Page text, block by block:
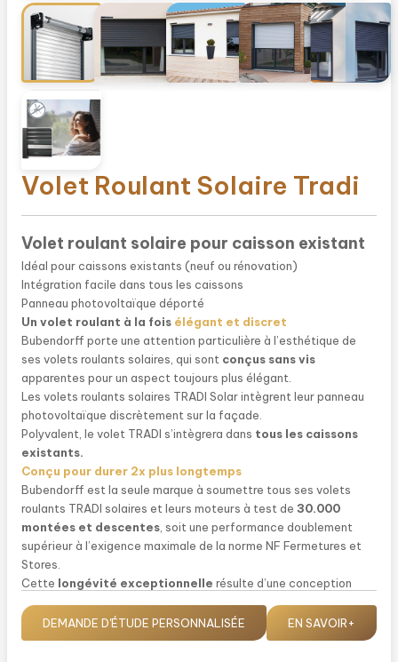
Volet Roulant Solaire Tradi
Volet roulant solaire pour caisson existant
Idéal pour caissons existants (neuf ou rénovation)
Intégration facile dans tous les caissons
Panneau photovoltaïque déporté
Un volet roulant à la fois élégant et discret
Bubendorff porte une attention particulière à l’esthétique de
ses volets roulants solaires, qui sont conçus sans vis
apparentes pour un aspect toujours plus élégant.
Les volets roulants solaires TRADI Solar intègrent leur panneau
photovoltaïque discrètement sur la façade.
Polyvalent, le volet TRADI s’intègrera dans tous les caissons
existants.
Conçu pour durer 2x plus longtemps
Bubendorff est la seule marque à soumettre tous ses volets
roulants TRADI solaires et leurs moteurs à test de 30.000
montées et descentes , soit une performance doublement
supérieur à l’exigence maximale de la norme NF Fermetures et
Stores.
Cette longévité exceptionnelle résulte d’une conception
fabrication.
Pour la rénovation... ou le neuf avecTRADI
DEMANDE D'ÉTUDE PERSONNALISÉE EN SAVOIR+